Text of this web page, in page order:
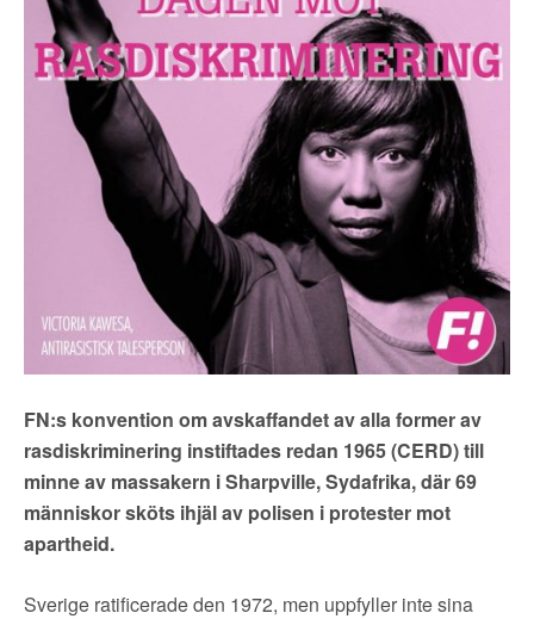
OM FI ▼
FÖR MEDLEMMAR ▼
NYHETER
FN:s konvention om avskaffandet av alla former av
rasdiskriminering instiftades redan 1965 (CERD) till
minne av massakern i Sharpville, Sydafrika, där 69
människor sköts ihjäl av polisen i protester mot
apartheid.
Sverige ratificerade den 1972, men uppfyller inte sina